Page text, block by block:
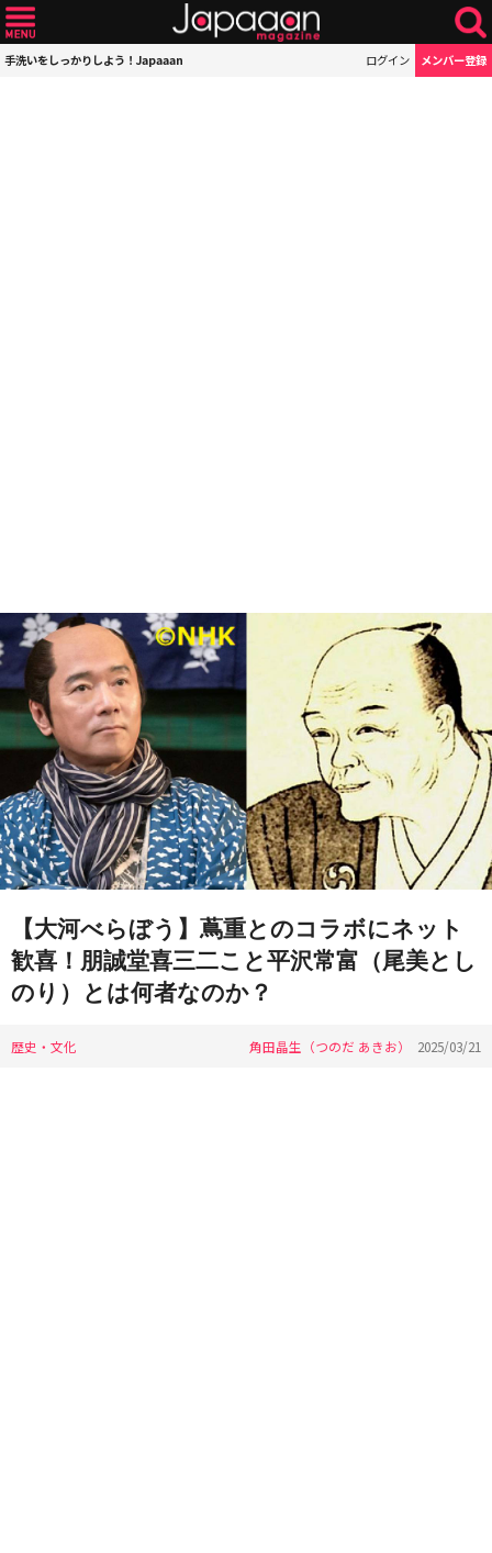
手洗いをしっかりしよう！Japaaan ログイン メンバー登録
【大河べらぼう】蔦重とのコラボにネット
歓喜！朋誠堂喜三二こと平沢常富（尾美とし
のり）とは何者なのか？
歴史・文化 角田晶生（つのだ あきお） 2025/03/21